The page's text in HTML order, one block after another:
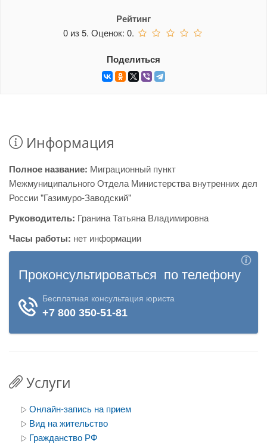
Рейтинг
0 из5. Оценок:0.
Поделиться
Информация
Полное название: Миграционный пункт
Межмуниципального Отдела Министерства внутренних дел
России "Газимуро-Заводский"
Руководитель: Гранина Татьяна Владимировна
Часы работы: нет информации
Услуги
Онлайн-запись на прием
Вид на жительство
Гражданство РФ